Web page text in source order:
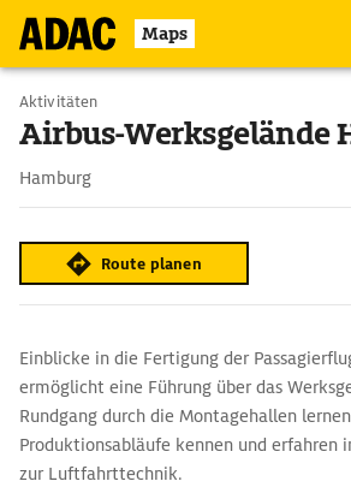
Maps
Aktivitäten
Airbus-Werksgelände
Hamburg
Route planen
Einblicke in die Fertigung der
ermöglicht eine Führung über das
Rundgang durch die Montagehallen
Produktionsabläufe kennen und erfahren
zur Luftfahrttechnik.